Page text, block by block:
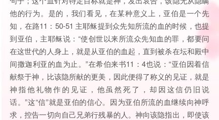
他的行为。是的，我们看见，在某种意义上，亚伯是一个先
知，在路11：50-51 主耶稣提到众先知所流的血的时候，也提
到亚伯，主耶稣说：“使创世以来所流众先知血的罪，都要问
在这世代的人身上，就是从亚伯的血起，直到被杀在坛和殿中
间撒迦利亚的血为止。”在希伯来书11：4也说：“亚伯因着信
献祭于神，比该隐所献的更美，因此便得了称义的见证，就是
神指他礼物作的见证，他虽然死了，却因这信仍旧说
话。”这“信”就是亚伯的信心。因为亚伯所流的血继续向神呼
求，控告一切向自己兄弟行残暴的人。神向该隐指出，即使该